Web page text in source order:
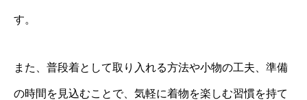
す。
また、普段着として取り入れる方法や小物の工夫、準備
の時間を見込むことで、気軽に着物を楽しむ習慣を持て